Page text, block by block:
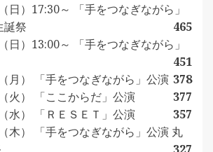
日）17:30～ 「手をつなぎながら」
誕祭
465
日）13:00～ 「手をつなぎながら」
451
月） 「手をつなぎながら」公演 378
火） 「ここからだ」公演
377
水） 「ＲＥＳＥＴ」公演
357
木） 「手をつなぎながら」公演 丸